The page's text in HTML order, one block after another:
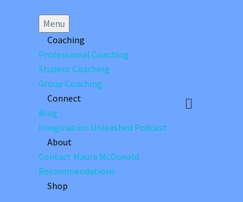
Menu
Coaching
Professional Coaching
Student Coaching
Group Coaching
Connect
Blog
Imagination Unleashed Podcast
About
Contact Maura McDonald
Recommendations
Shop